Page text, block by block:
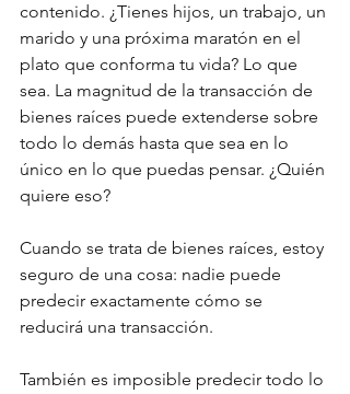
contenido. ¿Tienes hijos, un trabajo, un
marido y una próxima maratón en el
plato que conforma tu vida? Lo que
sea. La magnitud de la transacción de
bienes raíces puede extenderse sobre
todo lo demás hasta que sea en lo
único en lo que puedas pensar. ¿Quién
quiere eso?
Cuando se trata de bienes raíces, estoy
seguro de una cosa: nadie puede
predecir exactamente cómo se
reducirá una transacción.
También es imposible predecir todo lo